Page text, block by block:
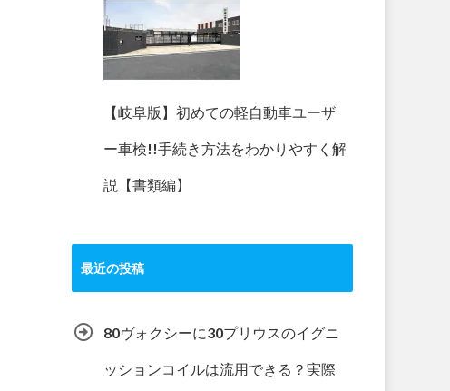
【岐阜版】初めての軽自動車ユーザ
ー車検!!手続き方法をわかりやすく解
説【書類編】
最近の投稿
80ヴォクシーに30プリウスのイグニ
ッションコイルは流用できる？実際